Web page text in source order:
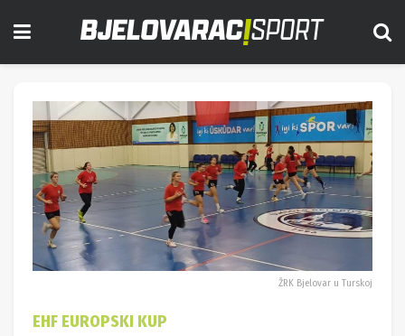
ŽRK Bjelovar u Turskoj
EHF EUROPSKI KUP